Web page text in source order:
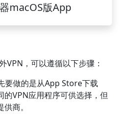
macOS版App
VPN，可以遵循以下步骤：
要做的是从App Store下载
VPN应用程序可供选择，但
商。